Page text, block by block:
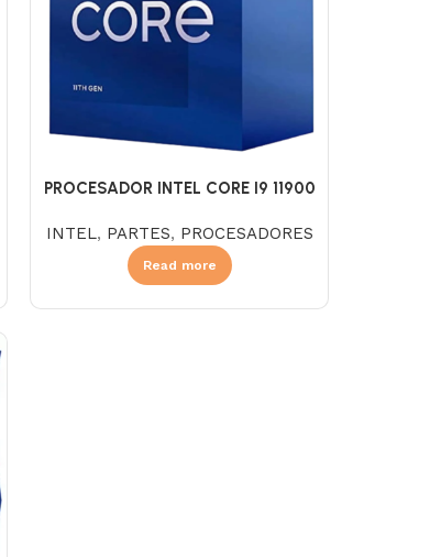
PROCESADOR INTEL CORE I9 11900
INTEL, PARTES, PROCESADORES
Read more